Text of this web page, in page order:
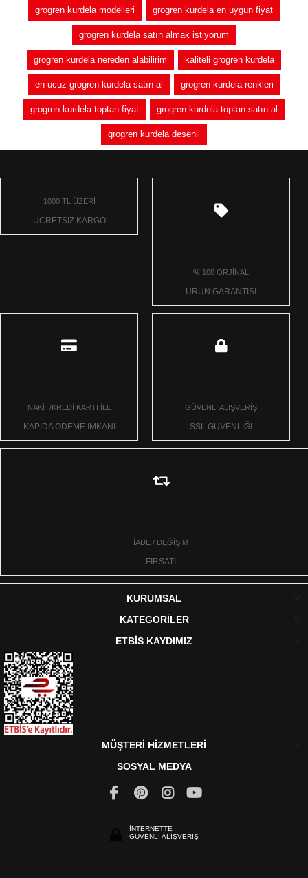
grogren kurdela modelleri grogren kurdela en uygun fiyat
grogren kurdela satın almak istiyorum
grogren kurdela nereden alabilirim kaliteli grogren kurdela
en ucuz grogren kurdela satın al grogren kurdela renkleri
grogren kurdela toptan fiyat grogren kurdela toptan satın al
grogren kurdela desenli
1000 TL ÜZERİ
ÜCRETSİZ KARGO
% 100 ORJİNAL
ÜRÜN GARANTİSİ
NAKİT/KREDİ KARTI İLE
KAPIDA ÖDEME İMKANI
GÜVENLİ ALIŞVERİŞ
SSL GÜVENLİĞİ
İADE / DEĞİŞİM
FIRSATI
KURUMSAL
KATEGORİLER
ETBİS KAYDIMIZ
MÜŞTERİ HİZMETLERİ
SOSYAL MEDYA
İNTERNETTE
GÜVENLİ ALIŞVERİŞ